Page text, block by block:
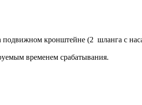
подвижном кронштейне (2 шланга с
временем срабатывания.